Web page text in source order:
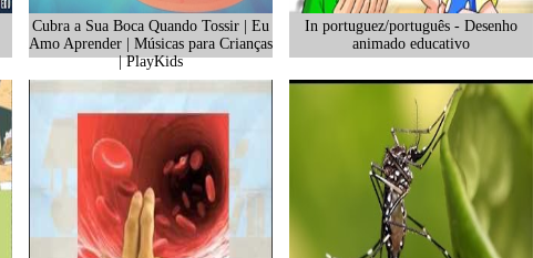
Cubra a Sua Boca Quando Tossir | Eu
Amo Aprender | Músicas para Crianças
| PlayKids
In portuguez/português - Desenho
animado educativo